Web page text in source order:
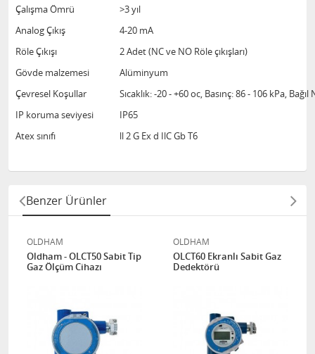
Çalışma Ömrü
>3 yıl
Analog Çıkış
4-20 mA
Röle Çıkışı
2 Adet (NC ve NO Röle çıkışları)
Gövde malzemesi
Alüminyum
Çevresel Koşullar
Sıcaklık: -20 - +60 oc, Basınç: 86 - 106 kPa,
IP koruma seviyesi
IP65
Atex sınıfı
ll 2 G Ex d IlC Gb T6
Benzer Ürünler
OLDHAM
Oldham - OLCT50 Sabit Tip
Gaz Ölçüm Cihazı
OLDHAM
OLCT60 Ekranlı Sabit Gaz
Dedektörü